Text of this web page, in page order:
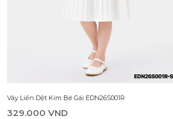
Váy Liền Dệt Kim Bé Gái EDN26S001R
329.000 VND